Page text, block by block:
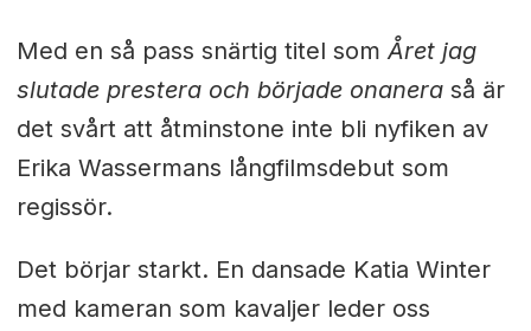
Med en så pass snärtig titel som Året jag
slutade prestera och började onaneraså är
det svårt att åtminstone inte bli nyfiken av
Erika Wassermans långfilmsdebut som
regissör.
Det börjar starkt. En dansade Katia Winter
med kameran som kavaljer leder oss